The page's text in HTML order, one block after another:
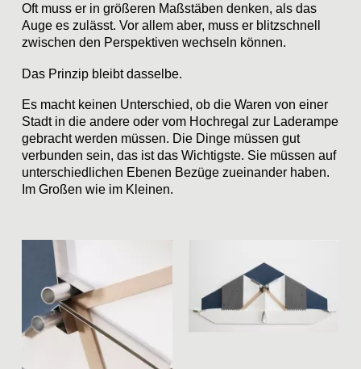
Oft muss er in größeren Maßstäben denken, als das
Auge es zulässt. Vor allem aber, muss er blitzschnell
zwischen den Perspektiven wechseln können.
Das Prinzip bleibt dasselbe.
Es macht keinen Unterschied, ob die Waren von einer
Stadt in die andere oder vom Hochregal zur Laderampe
gebracht werden müssen. Die Dinge müssen gut
verbunden sein, das ist das Wichtigste. Sie müssen auf
unterschiedlichen Ebenen Bezüge zueinander haben.
Im Großen wie im Kleinen.